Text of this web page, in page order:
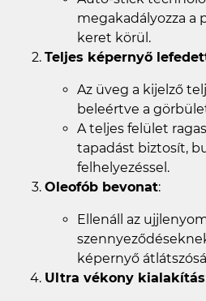
megakadályozza a
keret körül.
Teljes képernyő
Az üveg a kijelző
beleértve a
A teljes felület
tapadást biztosít,
felhelyezéssel.
Oleofób bevonat:
Ellenáll az
képernyő
Ultra vékony kialakítás